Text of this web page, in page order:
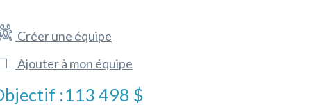
Créer une équipe
Ajouter à mon équipe
:113 498 $